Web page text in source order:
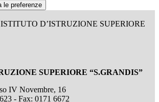
le preferenze
ISTITUTO D’ISTRUZIONE SUPERIORE
SUPERIORE “S.GRANDIS”
IV Novembre, 16
- Fax: 0171 6672